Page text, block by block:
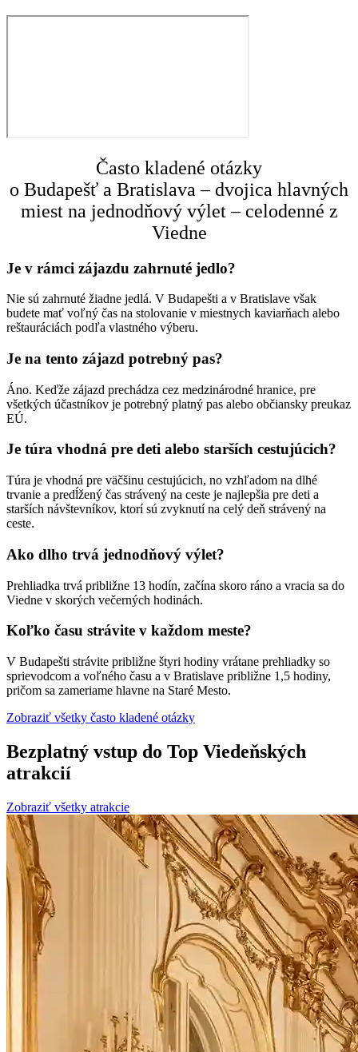
Často kladené otázky
o Budapešť a Bratislava – dvojica hlavných
miest na jednodňový výlet – celodenné z
Viedne
Je v rámci zájazdu zahrnuté jedlo?
Nie sú zahrnuté žiadne jedlá. V Budapešti a v Bratislave však
budete mať voľný čas na stolovanie v miestnych kaviarňach alebo
reštauráciách podľa vlastného výberu.
Je na tento zájazd potrebný pas?
Áno. Keďže zájazd prechádza cez medzinárodné hranice, pre
všetkých účastníkov je potrebný platný pas alebo občiansky preukaz
EÚ.
Je túra vhodná pre deti alebo starších cestujúcich?
Túra je vhodná pre väčšinu cestujúcich, no vzhľadom na dlhé
trvanie a predĺžený čas strávený na ceste je najlepšia pre deti a
starších návštevníkov, ktorí sú zvyknutí na celý deň strávený na
ceste.
Ako dlho trvá jednodňový výlet?
Prehliadka trvá približne 13 hodín, začína skoro ráno a vracia sa do
Viedne v skorých večerných hodinách.
Koľko času strávite v každom meste?
V Budapešti strávite približne štyri hodiny vrátane prehliadky so
sprievodcom a voľného času a v Bratislave približne 1,5 hodiny,
pričom sa zameriame hlavne na Staré Mesto.
Zobraziť všetky často kladené otázky
Bezplatný vstup do Top Viedeňských
atrakcií
Zobraziť všetky atrakcie